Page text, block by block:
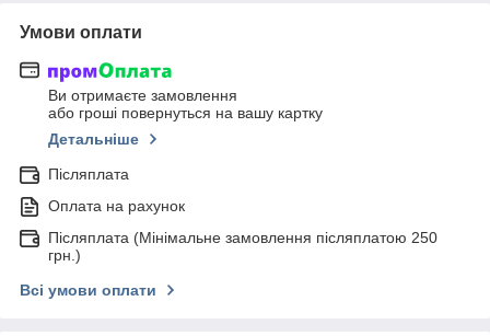
Умови оплати
Ви отримаєте замовлення
або гроші повернуться на вашу картку
Детальніше
Післяплата
Оплата на рахунок
Післяплата (Мінімальне замовлення післяплатою 250
грн.)
Всі умови оплати